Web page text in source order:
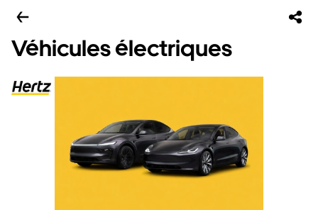
Véhicules électriques